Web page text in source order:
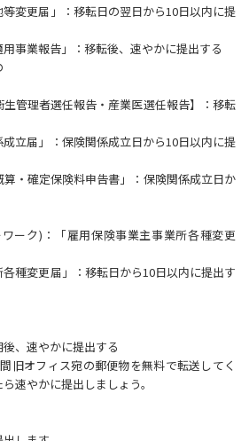
等変更届」：移転日の翌日から10日以内に提
事業報告」：移転後、速やかに提出する
生管理者選任報告・産業医選任報告】：移転
成立届」：保険関係成立日から10日以内に提
算・確定保険料申告書」：保険関係成立日か
ーク)：「雇用保険事業主事業所各種変更
各種変更届」：移転日から10日以内に提出す
、速やかに提出する
旧オフィス宛の郵便物を無料で転送してく
速やかに提出しましょう。